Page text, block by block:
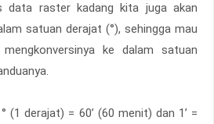
data raster kadang kita juga akan
satuan derajat (°), sehingga mau
ke dalam satuan
(1 derajat) = 60’ (60 menit) dan 1’ =